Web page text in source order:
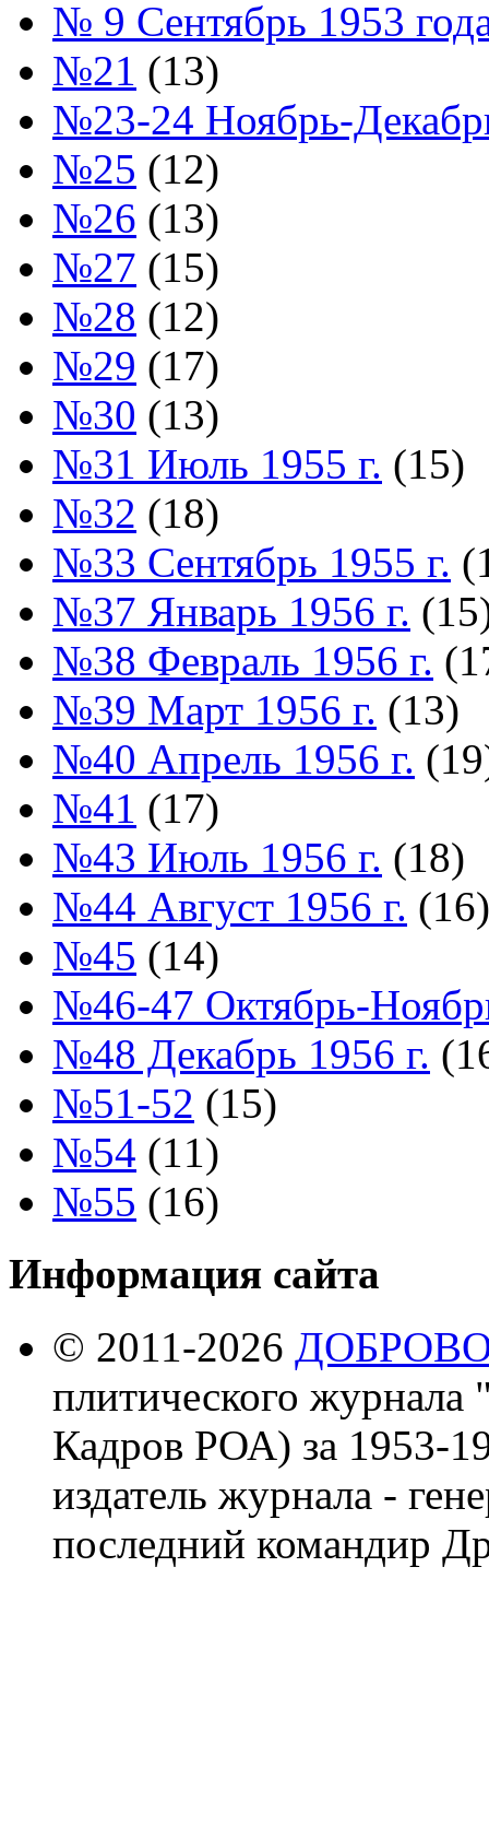
№ 9 Сентябрь 1953
№21 (13)
№23-24 Ноябрь-
№25 (12)
№26 (13)
№27 (15)
№28 (12)
№29 (17)
№30 (13)
№31 Июль 1955 г. (15)
№32 (18)
№33 Сентябрь 1955 г.
№37 Январь 1956 г.
№38 Февраль 1956 г.
№39 Март 1956 г. (13)
№40 Апрель 1956 г.
№41 (17)
№43 Июль 1956 г. (18)
№44 Август 1956 г. (16)
№45 (14)
№46-47 Октябрь-
№48 Декабрь 1956 г.
№51-52 (15)
№54 (11)
№55 (16)
Информация сайта
© 2011-2026
плитического
Кадров РОА) за 1953-
издатель журнала -
последний командир